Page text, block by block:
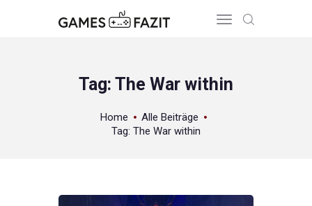
Tag: The War within
Home
Alle Beiträge
Tag: The War within
REVIEWS